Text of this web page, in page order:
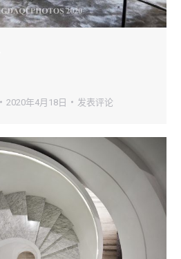
2020年4月18日 发表评论